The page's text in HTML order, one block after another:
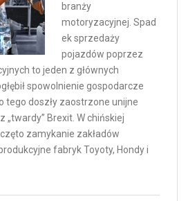
branży
motoryzacyjnej. Spad
ek sprzedaży
pojazdów poprzez
to jeden z głównych
spowolnienie gospodarcze
tego doszły zaostrzone unijne
„twardy” Brexit. W chińskiej
zamykanie zakładów
fabryk Toyoty, Hondy i